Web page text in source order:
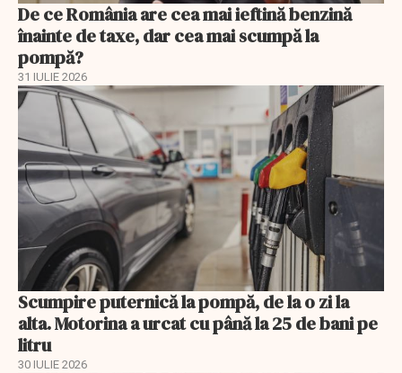
De ce România are cea mai ieftină benzină
înainte de taxe, dar cea mai scumpă la
pompă?
31 IULIE 2026
Scumpire puternică la pompă, de la o zi la
alta. Motorina a urcat cu până la 25 de bani pe
litru
30 IULIE 2026